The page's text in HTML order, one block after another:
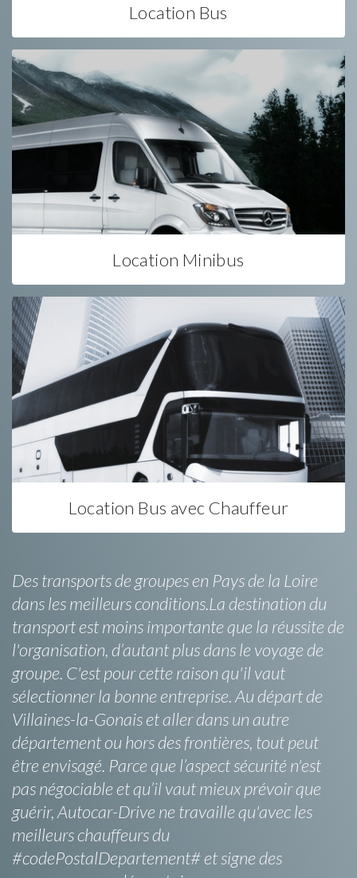
Location Bus
Location Minibus
Location Bus avec Chauffeur
Des transports de groupes en Pays de la Loire
dans les meilleurs conditions.La destination du
transport est moins importante que la réussite de
l'organisation, d’autant plus dans le voyage de
groupe. C'est pour cette raison qu'il vaut
sélectionner la bonne entreprise. Au départ de
Villaines-la-Gonais et aller dans un autre
département ou hors des frontières, tout peut
être envisagé. Parce que l’aspect sécurité n'est
pas négociable et qu’il vaut mieux prévoir que
guérir, Autocar-Drive ne travaille qu'avec les
meilleurs chauffeurs du
#codePostalDepartement# et signe des